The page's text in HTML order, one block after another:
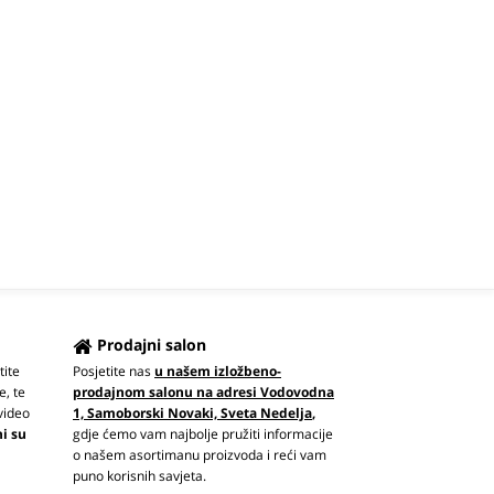
te
su
Prodajni salon
Posjetite nasu našem izložbeno-
prodajnom salonu na adresi Vodovodna
1, Samoborski Novaki, Sveta Nedelja,
gdje ćemo vam najbolje pružiti informacije
o našem asortimanu proizvoda i reći vam
puno korisnih savjeta.